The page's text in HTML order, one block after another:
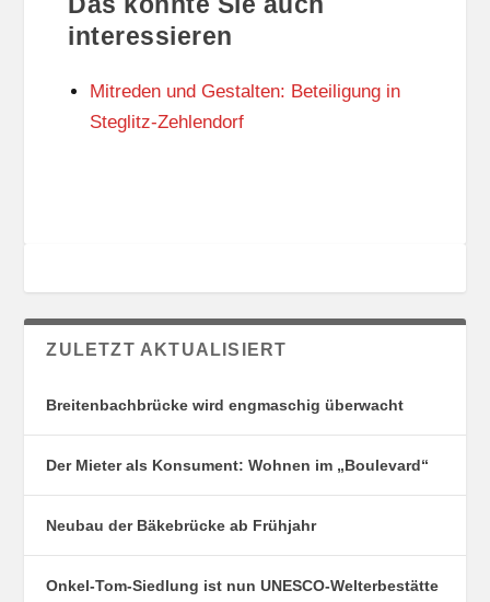
T
U
N
S
O
O
R
N
interessieren
Mitreden und Gestalten: Beteiligung in
Steglitz-Zehlendorf
ZULETZT AKTUALISIERT
Breitenbachbrücke wird engmaschig überwacht
Der Mieter als Konsument: Wohnen im „Boulevard“
Neubau der Bäkebrücke ab Frühjahr
Onkel-Tom-Siedlung ist nun UNESCO-Welterbestätte